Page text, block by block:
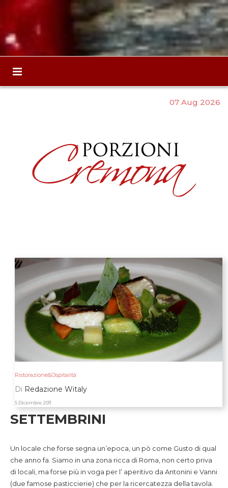
07 Aug 2026
Ristorazione&Ospitalità
Di Redazione Witaly
5 Dicembre 2011
SETTEMBRINI
Un locale che forse segna un’epoca, un pò come Gusto di qual
che anno fa. Siamo in una zona ricca di Roma, non certo priva
di locali, ma forse più in voga per l’ aperitivo da Antonini e Vanni
(due famose pasticcierie) che per la ricercatezza della tavola.